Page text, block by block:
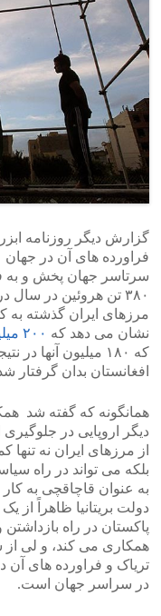
فراورده های آن در جهان
سرتاسر جهان پخش و به
مرزهای ایران گذشته به
نشان می دهد که ۲۰۰ میلیون معتاد در سراسر جهان
که ۱۸۰ میلیون
افغانستان بدان گرفتار
همانگونه که گفته شد
دیگر اروپایی در
از مرزهای ایران نه تنها
بلکه می تواند در راه
به عنوان قاچاقچی به کار
دولت بریتانیا ظاهراً از
پاکستان در راه
همکاری می کند، و لی از
تریاک و فراورده های آن
در سراسر جهان است.